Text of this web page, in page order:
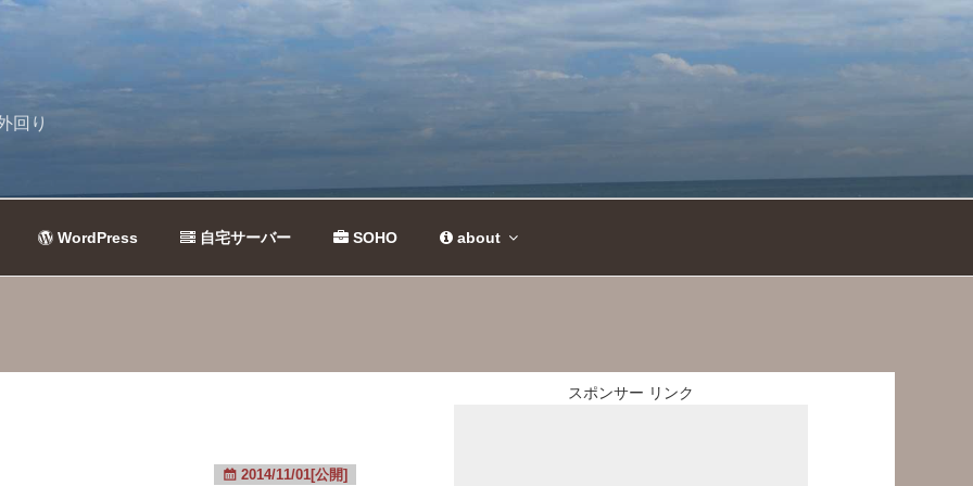
回り
WordPress 自宅サーバー SOHO about
2014/11/01[公開]
スポンサー リンク